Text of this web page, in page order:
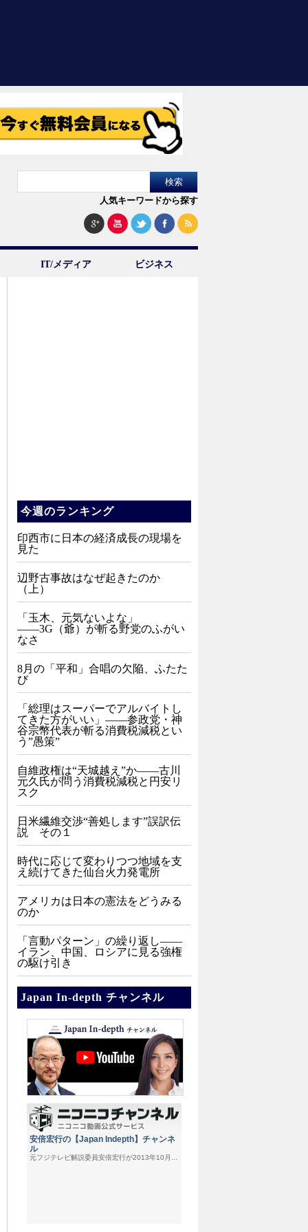
人気キーワードから探す
IT/メディア ビジネス
今週のランキング
印西市に日本の経済成長の現場を
見た
辺野古事故はなぜ起きたのか
（上）
「玉木、元気ないよな」
――3G（爺）が斬る野党のふがい
なさ
8月の「平和」合唱の欠陥、ふたた
び
「総理はスーパーでアルバイトし
てきた方がいい」――参政党・神
谷宗幣代表が斬る消費税減税とい
う”愚策”
自維政権は“天城越え”か――古川
元久氏が問う消費税減税と円安リ
スク
日米繊維交渉“善処します”誤訳伝
説 その１
時代に応じて変わりつつ地域を支
え続けてきた仙台火力発電所
アメリカは日本の憲法をどうみる
のか
「言動パターン」の繰り返し――
イラン、中国、ロシアに見る強権
の駆け引き
Japan In-depth チャンネル